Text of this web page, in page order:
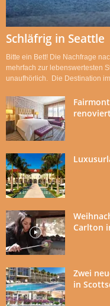
Schläfrig in Seattle
Bitte ein Bett! Die Nachfrage
mehrfach zur lebenswertesten
unaufhörlich. Die Destination
renoviert
Carlton
Zwei
in